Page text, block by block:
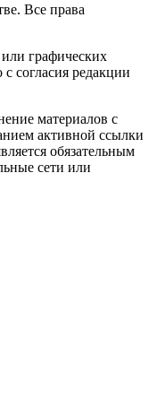
Все права
графических
c согласия редакции
материалов с
активной ссылки
обязательным
сети или